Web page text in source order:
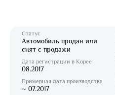
Статус
Автомобиль продан или
снят с продажи
Дата регистрации в Корее
08.2017
Примерная дата производства
~ 07.2017